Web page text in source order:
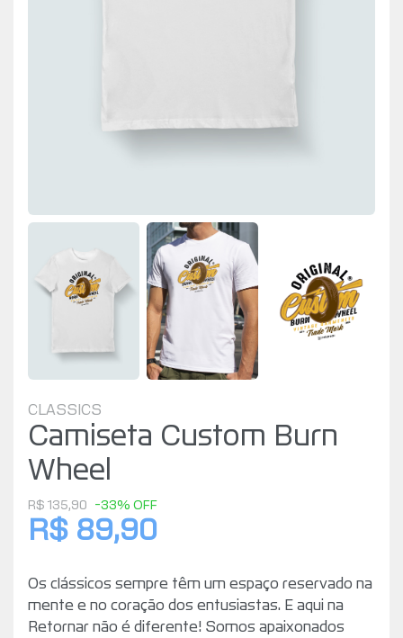
CLASSICS
Camiseta Custom Burn
Wheel
R$ 135,90 -33% OFF
R$ 89,90
Os clássicos sempre têm um espaço reservado na
mente e no coração dos entusiastas. E aqui na
Retornar não é diferente! Somos apaixonados